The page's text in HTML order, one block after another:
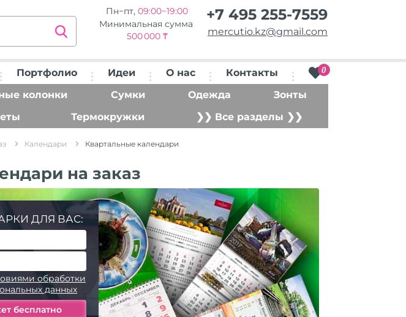
Пн−пт, 09:00−19:00
Минимальная сумма
500 000 ₸
+7 495 255-7559
mercutio.kz@gmail.com
Портфолио Идеи О нас Контакты 0
колонки Сумки Одежда
Зонты
Термокружки ❯❯ Все разделы ❯❯
Календари Квартальные календари
на заказ
ДЛЯ ВАС:
обработки
данных